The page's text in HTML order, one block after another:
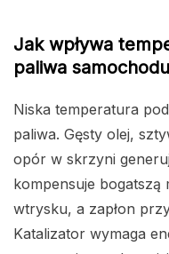
Jak wpływa
paliwa samochodu
Niska temperatura
paliwa. Gęsty olej,
opór w skrzyni
kompensuje bogatszą
wtrysku, a zapłon
Katalizator wymaga